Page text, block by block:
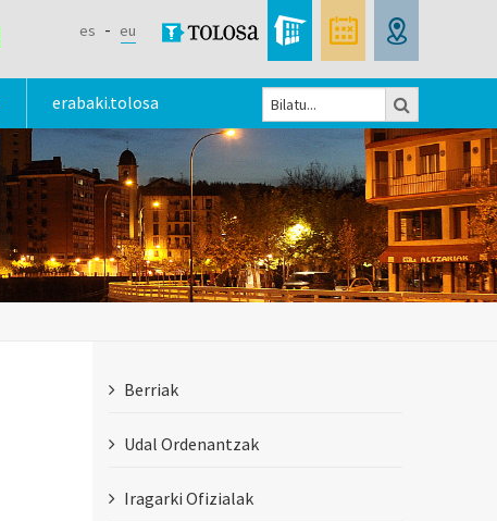
es eu
erabaki.tolosa
Bilaketa
formularioa
Berriak
Udal Ordenantzak
Iragarki Ofizialak